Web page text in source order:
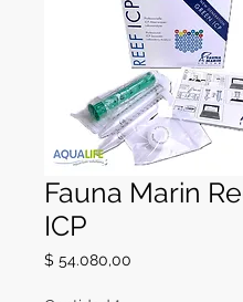
Fauna Marin
ICP
$ 54.080,00